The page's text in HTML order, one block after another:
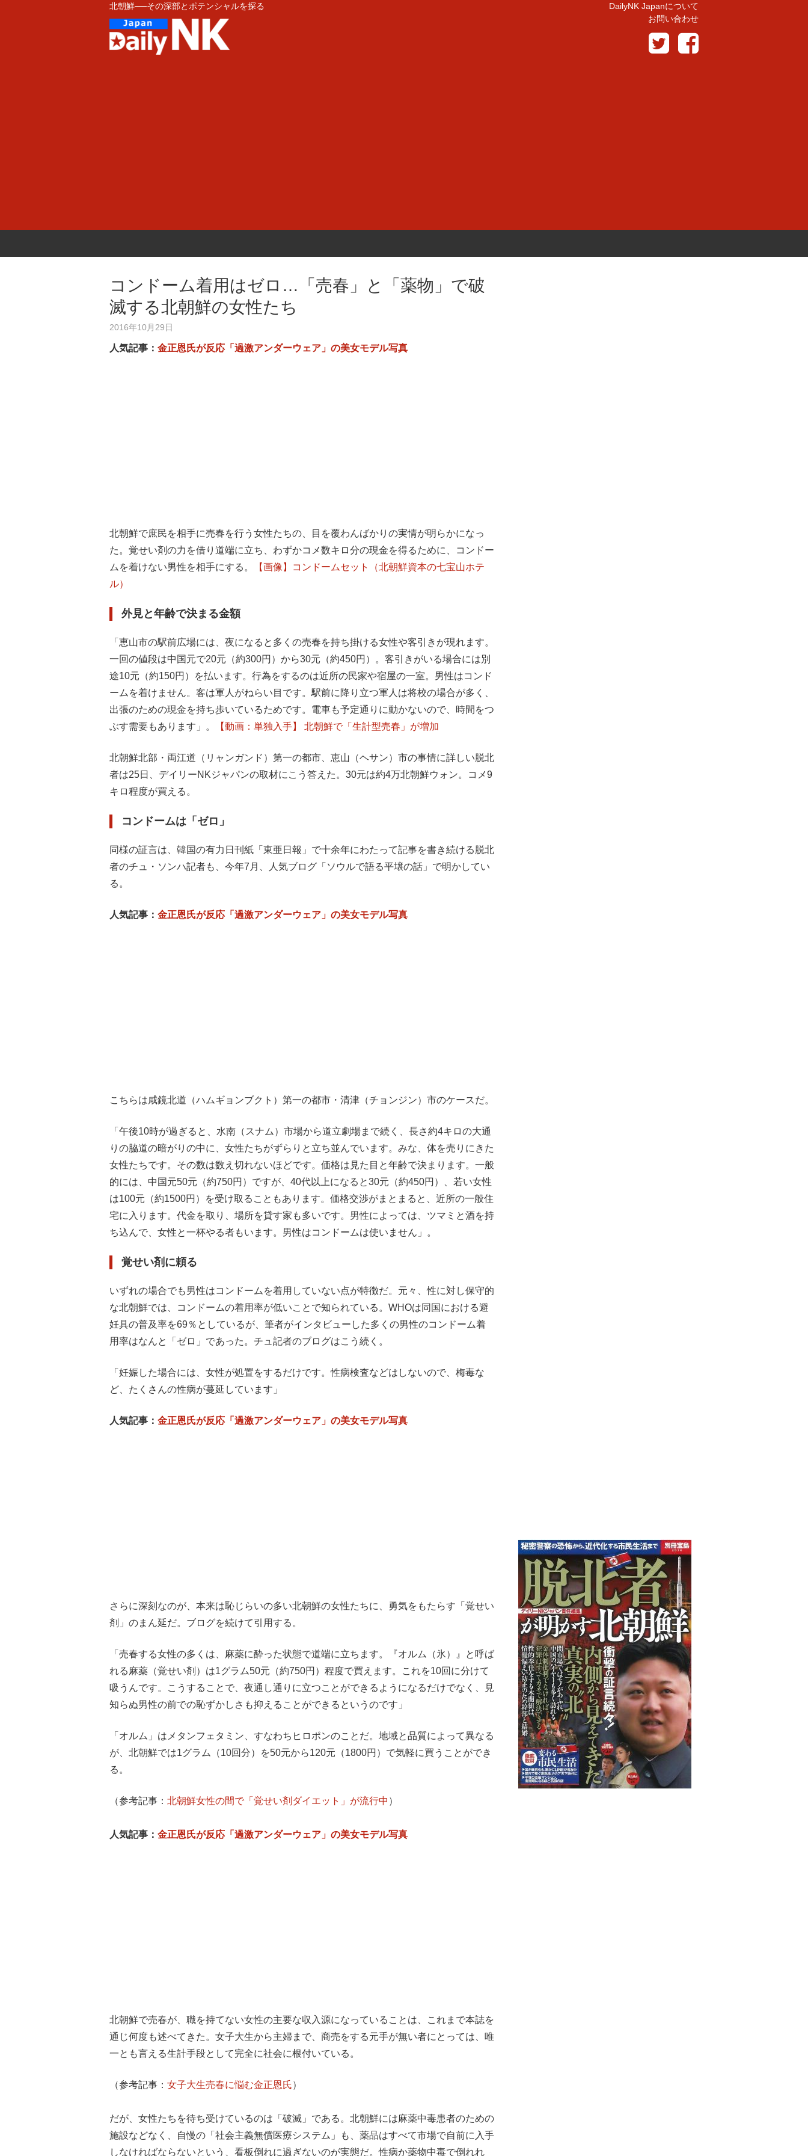
北朝鮮──その深部とポテンシャルを探る
DailyNK Japanについて
お問い合わせ
コンドーム着用はゼロ…「売春」と「薬物」で破
滅する北朝鮮の女性たち
2016年10月29日
人気記事： 金正恩氏が反応「過激アンダーウェア」の美女モデル写真
北朝鮮で庶民を相手に売春を行う女性たちの、目を覆わんばかりの実情が明らかになっ
た。覚せい剤の力を借り道端に立ち、わずかコメ数キロ分の現金を得るために、コンドー
ムを着けない男性を相手にする。
【画像】コンドームセット（北朝鮮資本の七宝山ホテ
ル）
外見と年齢で決まる金額
「恵山市の駅前広場には、夜になると多くの売春を持ち掛ける女性や客引きが現れます。
一回の値段は中国元で20元（約300円）から30元（約450円）。客引きがいる場合には別
途10元（約150円）を払います。行為をするのは近所の民家や宿屋の一室。男性はコンド
ームを着けません。客は軍人がねらい目です。駅前に降り立つ軍人は将校の場合が多く、
出張のための現金を持ち歩いているためです。電車も予定通りに動かないので、時間をつ
ぶす需要もあります」。
【動画：単独入手】 北朝鮮で「生計型売春」が増加
北朝鮮北部・両江道（リャンガンド）第一の都市、恵山（ヘサン）市の事情に詳しい脱北
者は25日、デイリーNKジャパンの取材にこう答えた。30元は約4万北朝鮮ウォン。コメ9
キロ程度が買える。
コンドームは「ゼロ」
同様の証言は、韓国の有力日刊紙「東亜日報」で十余年にわたって記事を書き続ける脱北
者のチュ・ソンハ記者も、今年7月、人気ブログ「ソウルで語る平壌の話」で明かしてい
る。
人気記事： 金正恩氏が反応「過激アンダーウェア」の美女モデル写真
こちらは咸鏡北道（ハムギョンブクト）第一の都市・清津（チョンジン）市のケースだ。
「午後10時が過ぎると、水南（スナム）市場から道立劇場まで続く、長さ約4キロの大通
りの脇道の暗がりの中に、女性たちがずらりと立ち並んでいます。みな、体を売りにきた
女性たちです。その数は数え切れないほどです。価格は見た目と年齢で決まります。一般
的には、中国元50元（約750円）ですが、40代以上になると30元（約450円）、若い女性
は100元（約1500円）を受け取ることもあります。価格交渉がまとまると、近所の一般住
宅に入ります。代金を取り、場所を貸す家も多いです。男性によっては、ツマミと酒を持
ち込んで、女性と一杯やる者もいます。男性はコンドームは使いません」。
覚せい剤に頼る
いずれの場合でも男性はコンドームを着用していない点が特徴だ。元々、性に対し保守的
な北朝鮮では、コンドームの着用率が低いことで知られている。WHOは同国における避
妊具の普及率を69％としているが、筆者がインタビューした多くの男性のコンドーム着
用率はなんと「ゼロ」であった。チュ記者のブログはこう続く。
「妊娠した場合には、女性が処置をするだけです。性病検査などはしないので、梅毒な
ど、たくさんの性病が蔓延しています」
人気記事： 金正恩氏が反応「過激アンダーウェア」の美女モデル写真
さらに深刻なのが、本来は恥じらいの多い北朝鮮の女性たちに、勇気をもたらす「覚せい
剤」のまん延だ。ブログを続けて引用する。
「売春する女性の多くは、麻薬に酔った状態で道端に立ちます。『オルム（氷）』と呼ば
れる麻薬（覚せい剤）は1グラム50元（約750円）程度で買えます。これを10回に分けて
吸うんです。こうすることで、夜通し通りに立つことができるようになるだけでなく、見
知らぬ男性の前での恥ずかしさも抑えることができるというのです」
「オルム」はメタンフェタミン、すなわちヒロポンのことだ。地域と品質によって異なる
が、北朝鮮では1グラム（10回分）を50元から120元（1800円）で気軽に買うことができ
る。
（参考記事： 北朝鮮女性の間で「覚せい剤ダイエット」が流行中 ）
人気記事： 金正恩氏が反応「過激アンダーウェア」の美女モデル写真
北朝鮮で売春が、職を持てない女性の主要な収入源になっていることは、これまで本誌を
通じ何度も述べてきた。女子大生から主婦まで、商売をする元手が無い者にとっては、唯
一とも言える生計手段として完全に社会に根付いている。
（参考記事： 女子大生売春に悩む金正恩氏）
だが、女性たちを待ち受けているのは「破滅」である。北朝鮮には麻薬中毒患者のための
施設などなく、自慢の「社会主義無償医療システム」も、薬品はすべて市場で自前に入手
しなければならないという、看板倒れに過ぎないのが実態だ。性病か薬物中毒で倒れれ